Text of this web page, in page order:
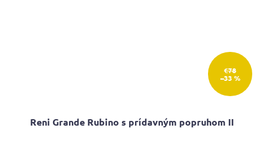
€78
–33 %
Reni Grande Rubino s prídavným popruhom II